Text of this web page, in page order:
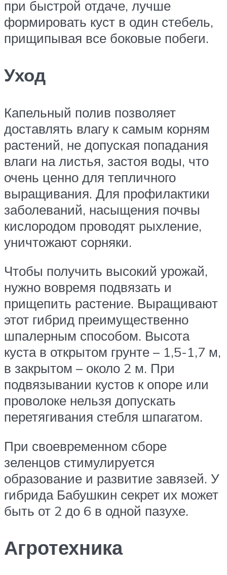
при быстрой отдаче, лучше
формировать куст в один стебель,
прищипывая все боковые побеги.
Уход
Капельный полив позволяет
доставлять влагу к самым корням
растений, не допуская попадания
влаги на листья, застоя воды, что
очень ценно для тепличного
выращивания. Для профилактики
заболеваний, насыщения почвы
кислородом проводят рыхление,
уничтожают сорняки.
Чтобы получить высокий урожай,
нужно вовремя подвязать и
прищепить растение. Выращивают
этот гибрид преимущественно
шпалерным способом. Высота
куста в открытом грунте – 1,5-1,7 м,
в закрытом – около 2 м. При
подвязывании кустов к опоре или
проволоке нельзя допускать
перетягивания стебля шпагатом.
При своевременном сборе
зеленцов стимулируется
образование и развитие завязей. У
гибрида Бабушкин секрет их может
быть от 2 до 6 в одной пазухе.
Агротехника